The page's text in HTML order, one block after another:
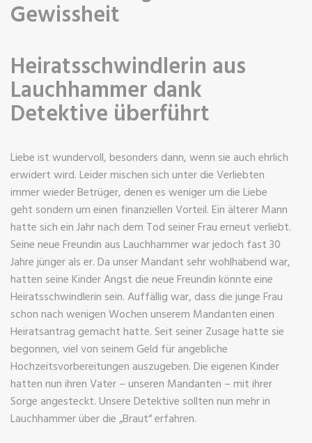
Gewissheit
Heiratsschwindlerin aus
Lauchhammer dank
Detektive überführt
Liebe ist wundervoll, besonders dann, wenn sie auch ehrlich
erwidert wird. Leider mischen sich unter die Verliebten
immer wieder Betrüger, denen es weniger um die Liebe
geht sondern um einen finanziellen Vorteil. Ein älterer Mann
hatte sich ein Jahr nach dem Tod seiner Frau erneut verliebt.
Seine neue Freundin aus Lauchhammer war jedoch fast 30
Jahre jünger als er. Da unser Mandant sehr wohlhabend war,
hatten seine Kinder Angst die neue Freundin könnte eine
Heiratsschwindlerin sein. Auffällig war, dass die junge Frau
schon nach wenigen Wochen unserem Mandanten einen
Heiratsantrag gemacht hatte. Seit seiner Zusage hatte sie
begonnen, viel von seinem Geld für angebliche
Hochzeitsvorbereitungen auszugeben. Die eigenen Kinder
hatten nun ihren Vater – unseren Mandanten – mit ihrer
Sorge angesteckt. Unsere Detektive sollten nun mehr in
Lauchhammer über die „Braut“ erfahren.